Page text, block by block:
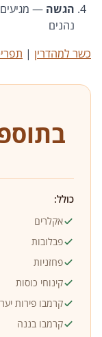
הגשה —
נהנים
כשר למהדרין |
כולל:
אקלרים
פבלובות
פחזניות
קינוחי כוסות
קרמבו פירות יער
קרמבו בננה